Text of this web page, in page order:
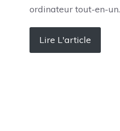
ordinateur tout-en-
Lire L'article